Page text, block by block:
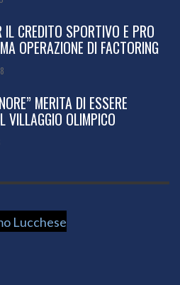
CREDITO SPORTIVO E PRO
OPERAZIONE DI FACTORING
MERITA DI ESSERE
VILLAGGIO OLIMPICO